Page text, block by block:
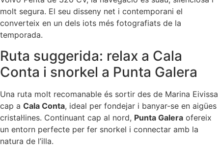
molt segura. El seu disseny net i contemporani el
converteix en un dels iots més fotografiats de la
temporada.
Ruta suggerida: relax a Cala
Conta i snorkel a Punta Galera
Una ruta molt recomanable és sortir des de Marina Eivissa
cap a Cala Conta, ideal per fondejar i banyar-se en aigües
cristal·lines. Continuant cap al nord, Punta Galera ofereix
un entorn perfecte per fer snorkel i connectar amb la
natura de l’illa.